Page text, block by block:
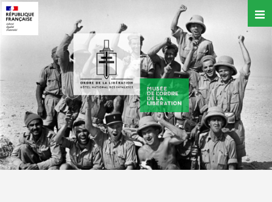
contenu
principal